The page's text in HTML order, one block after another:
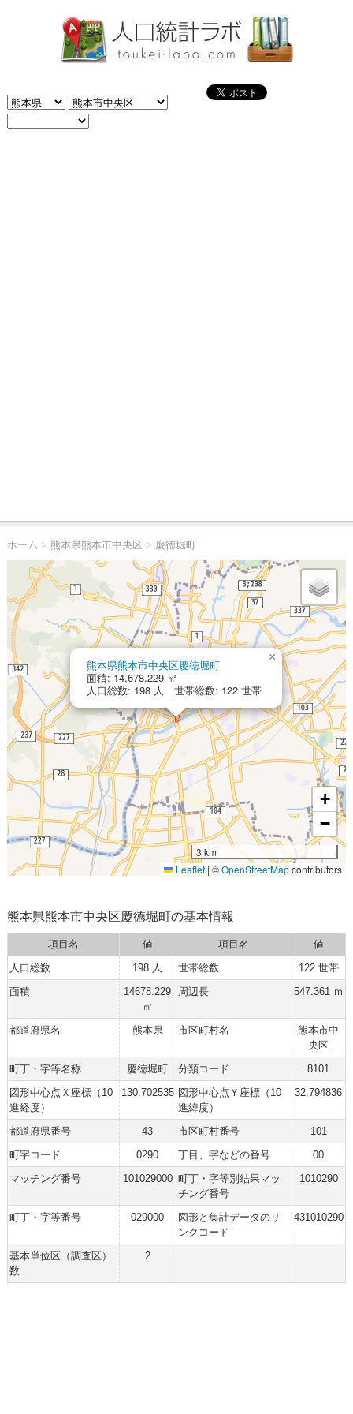
ホーム > 熊本県熊本市中央区 > 慶徳堀町
熊本県熊本市中央区慶徳堀町
面積: 14,678.229 ㎡
人口総数: 198 人 世帯総数: 122 世帯
×
+
−
3 km
Leaflet | ©OpenStreetMapcontributors
熊本県熊本市中央区慶徳堀町の基本情報
項目名 値 項目名
値
人口総数
198 人 世帯総数
122 世帯
面積
14678.229
㎡
周辺長 547.361 ｍ
都道府県名 熊本県 市区町村名
熊本市中
央区
町丁・字等名称
慶徳堀町 分類コード
8101
図形中心点Ｘ座標（10
進経度）
130.702535 図形中心点Ｙ座標（10
進緯度）
32.794836
都道府県番号 43 市区町村番号
101
町字コード
0290 丁目、字などの番号
00
マッチング番号
101029000 町丁・字等別結果マッ
チング番号
1010290
町丁・字等番号 029000
図形と集計データのリ
ンクコード
431010290
基本単位区（調査区）
数
2